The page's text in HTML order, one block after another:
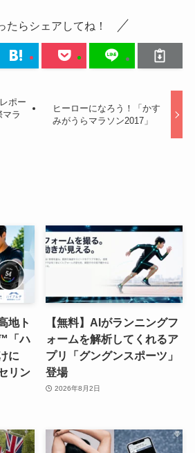
たらシェアしてね！
ポー
マラ
ヒーローになろう！「かす
みがうらマラソン2017」
地ト
「ハ
に
リン
【無料】AIがランニングフ
ォームを解析してくれるア
プリ「グングンスポーツ」
登場
2026年8月2日